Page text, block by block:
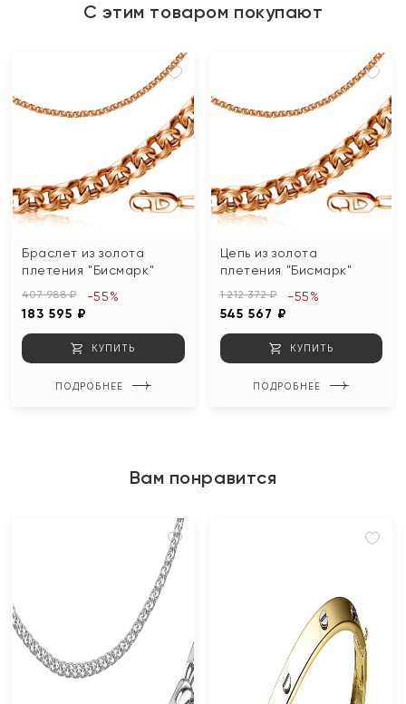
С этим товаром покупают
Браслет из золота
плетения "Бисмарк"
407 988 ₽
183 595 ₽
-55%
КУПИТЬ
ПОДРОБНЕЕ
Цепь из золота
плетения "Бисмарк"
1 212 372 ₽
545 567 ₽
-55%
КУПИТЬ
ПОДРОБНЕЕ
Вам понравится